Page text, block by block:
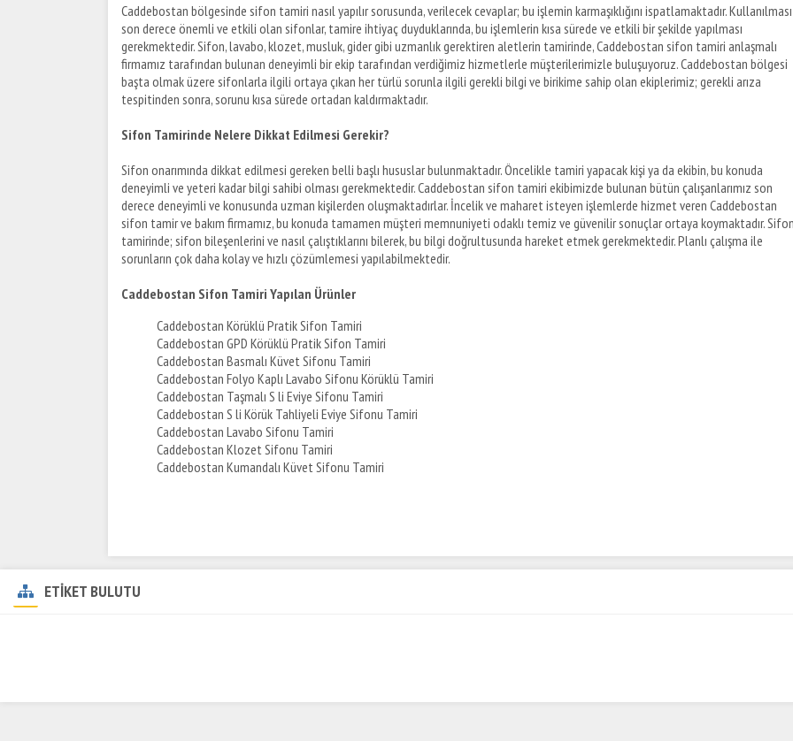
Caddebostan bölgesinde sifon tamiri nasıl yapılır sorusunda, verilecek cevaplar; bu işlemin karmaşıklığını ispatlamaktadır. Kullanılması
son derece önemli ve etkili olan sifonlar, tamire ihtiyaç duyduklarında, bu işlemlerin kısa sürede ve etkili bir şekilde yapılması
gerekmektedir. Sifon, lavabo, klozet, musluk, gider gibi uzmanlık gerektiren aletlerin tamirinde, Caddebostan sifon tamiri anlaşmalı
firmamız tarafından bulunan deneyimli bir ekip tarafından verdiğimiz hizmetlerle müşterilerimizle buluşuyoruz. Caddebostan bölgesi
başta olmak üzere sifonlarla ilgili ortaya çıkan her türlü sorunla ilgili gerekli bilgi ve birikime sahip olan ekiplerimiz; gerekli arıza
tespitinden sonra, sorunu kısa sürede ortadan kaldırmaktadır.
Sifon Tamirinde Nelere Dikkat Edilmesi Gerekir?
Sifon onarımında dikkat edilmesi gereken belli başlı hususlar bulunmaktadır. Öncelikle tamiri yapacak kişi ya da ekibin, bu konuda
deneyimli ve yeteri kadar bilgi sahibi olması gerekmektedir. Caddebostan sifon tamiri ekibimizde bulunan bütün çalışanlarımız son
derece deneyimli ve konusunda uzman kişilerden oluşmaktadırlar. İncelik ve maharet isteyen işlemlerde hizmet veren Caddebostan
sifon tamir ve bakım firmamız, bu konuda tamamen müşteri memnuniyeti odaklı temiz ve güvenilir sonuçlar ortaya koymaktadır.
tamirinde; sifon bileşenlerini ve nasıl çalıştıklarını bilerek, bu bilgi doğrultusunda hareket etmek gerekmektedir. Planlı çalışma ile
sorunların çok daha kolay ve hızlı çözümlemesi yapılabilmektedir.
Caddebostan Sifon Tamiri Yapılan Ürünler
Caddebostan Körüklü Pratik Sifon Tamiri
Caddebostan GPD Körüklü Pratik Sifon Tamiri
Caddebostan Basmalı Küvet Sifonu Tamiri
Caddebostan Folyo Kaplı Lavabo Sifonu Körüklü Tamiri
Caddebostan Taşmalı S li Eviye Sifonu Tamiri
Caddebostan S li Körük Tahliyeli Eviye Sifonu Tamiri
Caddebostan Lavabo Sifonu Tamiri
Caddebostan Klozet Sifonu Tamiri
Caddebostan Kumandalı Küvet Sifonu Tamiri
ETİKET BULUTU